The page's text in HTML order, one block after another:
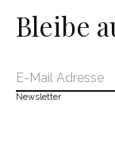
Bleibe
Newsletter